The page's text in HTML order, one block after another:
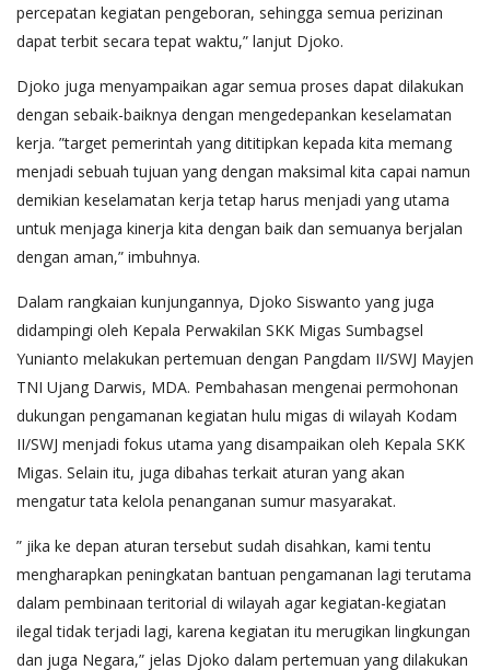
percepatan kegiatan pengeboran, sehingga semua perizinan
dapat terbit secara tepat waktu,” lanjut Djoko.
Djoko juga menyampaikan agar semua proses dapat dilakukan
dengan sebaik-baiknya dengan mengedepankan keselamatan
kerja. ”target pemerintah yang dititipkan kepada kita memang
menjadi sebuah tujuan yang dengan maksimal kita capai namun
demikian keselamatan kerja tetap harus menjadi yang utama
untuk menjaga kinerja kita dengan baik dan semuanya berjalan
dengan aman,” imbuhnya.
Dalam rangkaian kunjungannya, Djoko Siswanto yang juga
didampingi oleh Kepala Perwakilan SKK Migas Sumbagsel
Yunianto melakukan pertemuan dengan Pangdam II/SWJ Mayjen
TNI Ujang Darwis, MDA. Pembahasan mengenai permohonan
dukungan pengamanan kegiatan hulu migas di wilayah Kodam
II/SWJ menjadi fokus utama yang disampaikan oleh Kepala SKK
Migas. Selain itu, juga dibahas terkait aturan yang akan
mengatur tata kelola penanganan sumur masyarakat.
” jika ke depan aturan tersebut sudah disahkan, kami tentu
mengharapkan peningkatan bantuan pengamanan lagi terutama
dalam pembinaan teritorial di wilayah agar kegiatan-kegiatan
ilegal tidak terjadi lagi, karena kegiatan itu merugikan lingkungan
dan juga Negara,” jelas Djoko dalam pertemuan yang dilakukan